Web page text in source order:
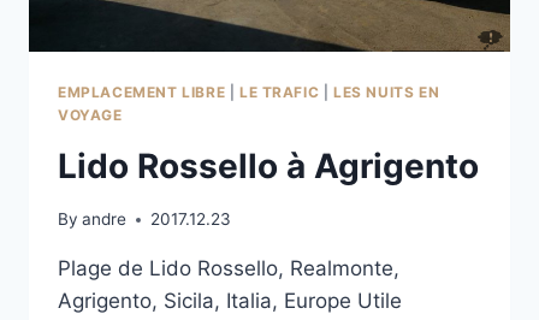
EMPLACEMENT LIBRE LE TRAFIC |LES NUITS EN
VOYAGE
Lido Rossello à Agrigento
By andre 2017.12.23
Plage de Lido Rossello, Realmonte,
Agrigento, Sicila, Italia, Europe Utile